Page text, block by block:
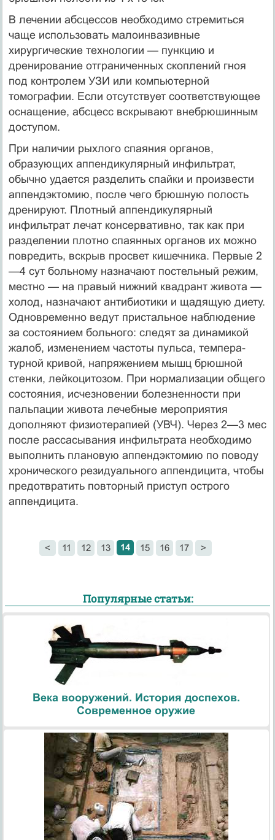
В лечении абсцессов необходимо стремиться
чаще использовать малоинвазивные
хирургические технологии — пункцию и
дренирование отграни­ченных скоплений гноя
под контролем УЗИ или компьютерной
томографии. Если отсутствует соответствующее
оснащение, абсцесс вскрывают внебрюшинным
доступом.
При наличии рыхлого спаяния органов,
образующих аппендикулярный инфильтрат,
обычно удается разделить спайки и произвести
аппендэктомию, после чего брюшную полость
дренируют. Плотный аппендикуляр­ный
инфильтрат лечат консервативно, так как при
разделении плотно спаянных органов их можно
повредить, вскрыв просвет кишечника. Пер­вые 2
—4 сут больному назначают постельный режим,
местно — на правый нижний квадрант живота —
холод, назначают антибиотики и щадящую диету.
Одновременно ведут пристальное наблюдение
за состоянием боль­ного: следят за динамикой
жалоб, изменением частоты пульса, темпера­
турной кривой, напряжением мышц брюшной
стенки, лейкоцитозом. При нормализации общего
состояния, исчезновении болезненности при
паль­пации живота лечебные мероприятия
дополняют физиотерапией (УВЧ). Через 2—3 мес
после рассасывания инфильтрата необходимо
выполнить плановую аппендэктомию по поводу
хронического резидуального аппен­дицита, чтобы
предотвратить повторный приступ острого
аппендицита.
< 11 12 13 14 15 16 17 >
Популярные статьи:
Века вооружений. История доспехов.
Современное оружие